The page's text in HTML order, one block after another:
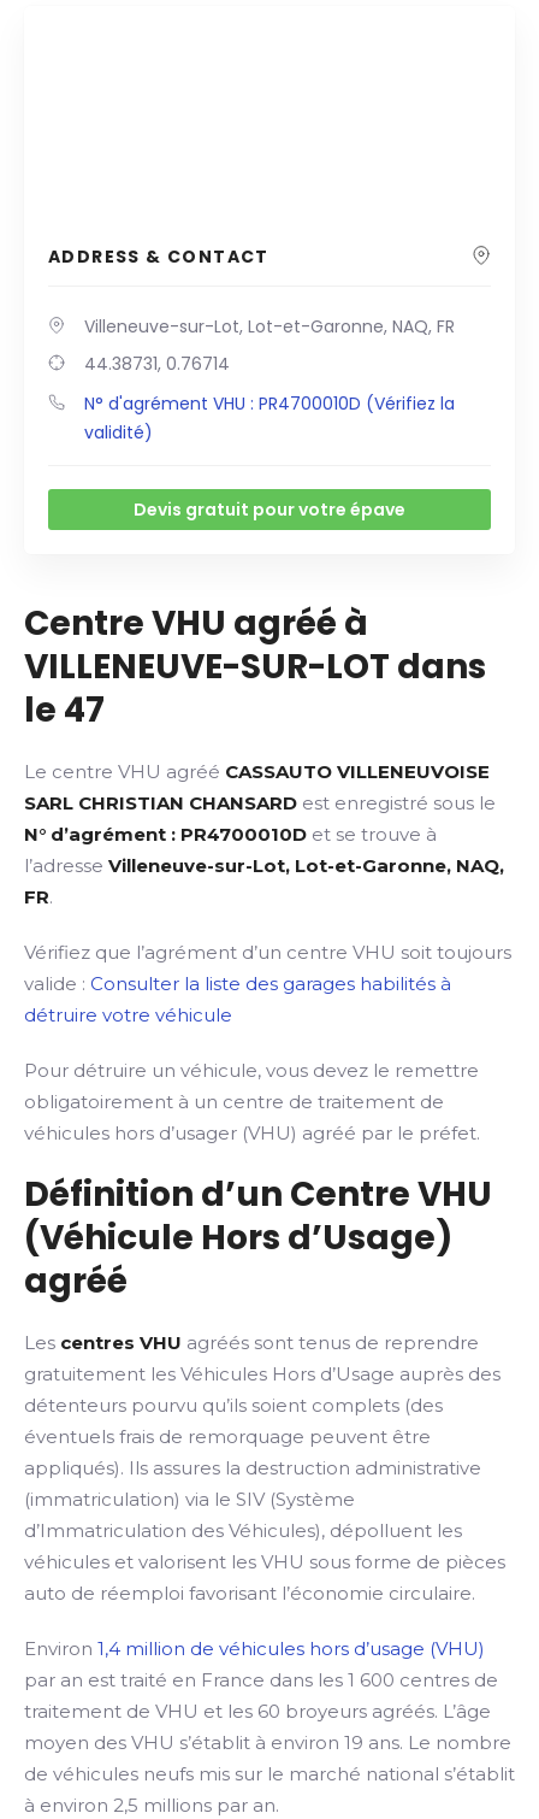
ADDRESS & CONTACT
Villeneuve-sur-Lot, Lot-et-Garonne, NAQ, FR
44.38731, 0.76714
N° d'agrément VHU : PR4700010D (Vérifiez la
validité)
Devis gratuit pour votre épave
Centre VHU agréé à
VILLENEUVE-SUR-LOT dans
le 47
Le centre VHU agréé CASSAUTO VILLENEUVOISE
SARL CHRISTIAN CHANSARD est enregistré sous le
N° d’agrément : PR4700010D et se trouve à
l’adresse Villeneuve-sur-Lot, Lot-et-Garonne, NAQ,
FR.
Vérifiez que l’agrément d’un centre VHU soit toujours
valide : Consulter la liste des garages habilités à
détruire votre véhicule
Pour détruire un véhicule, vous devez le remettre
obligatoirement à un centre de traitement de
véhicules hors d’usager (VHU) agréé par le préfet.
Définition d’un Centre VHU
(Véhicule Hors d’Usage)
agréé
Les centres VHU agréés sont tenus de reprendre
gratuitement les Véhicules Hors d’Usage auprès des
détenteurs pourvu qu’ils soient complets (des
éventuels frais de remorquage peuvent être
appliqués). Ils assures la destruction administrative
(immatriculation) via le SIV (Système
d’Immatriculation des Véhicules), dépolluent les
véhicules et valorisent les VHU sous forme de pièces
auto de réemploi favorisant l’économie circulaire.
Environ 1,4 million de véhicules hors d’usage (VHU)
par an est traité en France dans les 1 600 centres de
traitement de VHU et les 60 broyeurs agréés. L’âge
moyen des VHU s’établit à environ 19 ans. Le nombre
de véhicules neufs mis sur le marché national s’établit
à environ 2,5 millions par an.